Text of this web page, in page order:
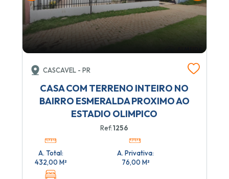
CASCAVEL - PR
CASA COM TERRENO INTEIRO NO
BAIRRO ESMERALDA PROXIMO AO
ESTADIO OLIMPICO
Ref:1256
A. Total:
432,00 M²
A. Privativa:
76,00 M²